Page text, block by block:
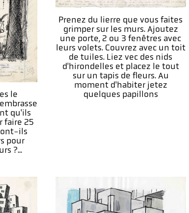
le
qu'ils
faire 25
ont-ils
pour
?...
Prenez du lierre que vous faites
grimper sur les murs. Ajoutez
une porte, 2 ou 3 fenêtres avec
leurs volets. Couvrez avec un toit
de tuiles. Liez vec des nids
d'hirondelles et placez le tout
sur un tapis de fleurs. Au
moment d'habiter jetez
quelques papillons